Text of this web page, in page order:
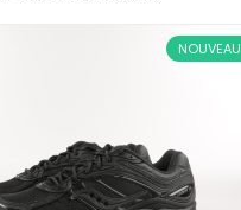
NOUVEAU